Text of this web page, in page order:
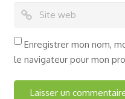
Enregistrer mon nom,
le navigateur pour mon